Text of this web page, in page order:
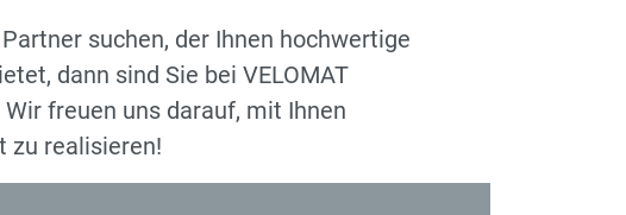
suchen, der Ihnen hochwertige
dann sind Sie bei VELOMAT
freuen uns darauf, mit Ihnen
zu realisieren!